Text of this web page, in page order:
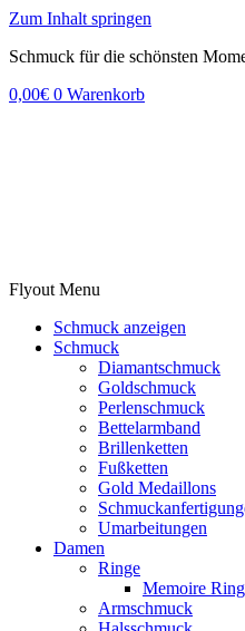
Zum Inhalt springen
Schmuck für die schönsten
0,00€ 0 Warenkorb
Flyout Menu
Schmuck anzeigen
Schmuck
Diamantschmuck
Goldschmuck
Perlenschmuck
Bettelarmband
Brillenketten
Fußketten
Gold Medaillons
Umarbeitungen
Damen
Ringe
Memoire
Armschmuck